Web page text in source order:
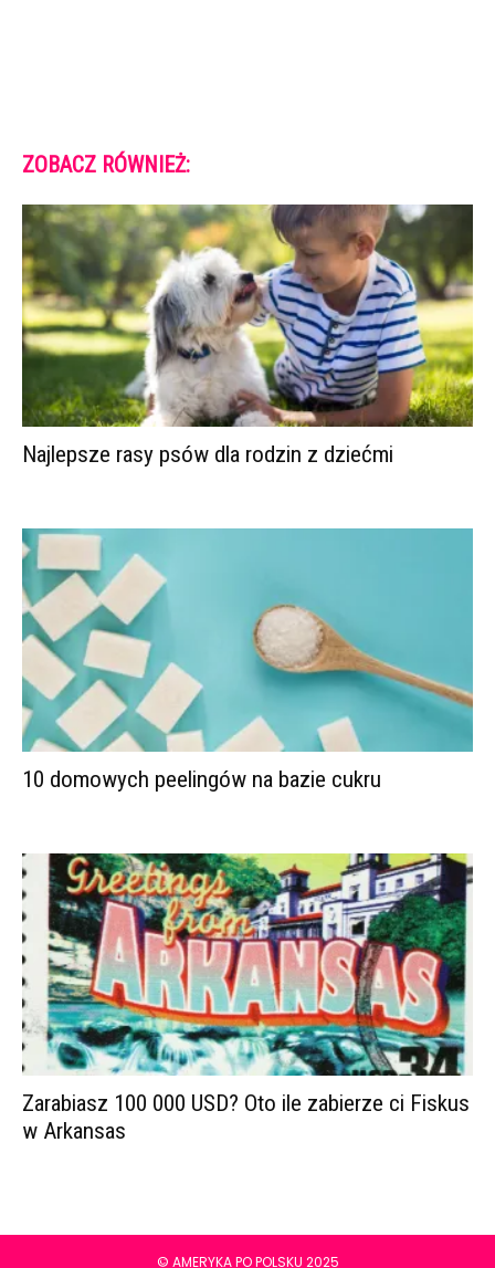
ZOBACZ RÓWNIEŻ:
Najlepsze rasy psów dla rodzin z dziećmi
10 domowych peelingów na bazie cukru
Zarabiasz 100 000 USD? Oto ile zabierze ci Fiskus
w Arkansas
© AMERYKA PO POLSKU 2025